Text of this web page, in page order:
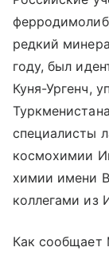
редкий
году, был
Куня-Ургенч,
специалисты
космохимии
химии имени
коллегами
Как сообщает